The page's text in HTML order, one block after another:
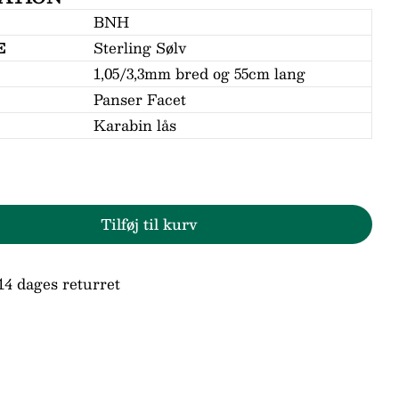
BNH
Sterling Sølv
1,05/3,3mm bred og 55cm lang
Panser Facet
Karabin lås
BNH Sølv Panser Halskæde 1,05/3,3mm - 55cm
for BNH Sølv Panser Halskæde 1,05/3,3mm
Tilføj til kurv
dages returret
Stil et spørgsmål